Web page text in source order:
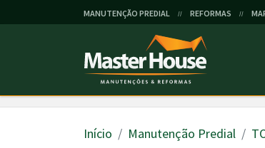
MANUTENÇÃO PREDIAL // REFORMAS //
Início Manutenção Predial